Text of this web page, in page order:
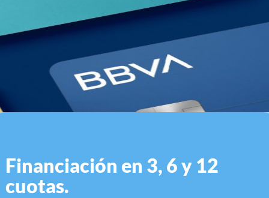
Financiación en 3, 6 y 12
cuotas.